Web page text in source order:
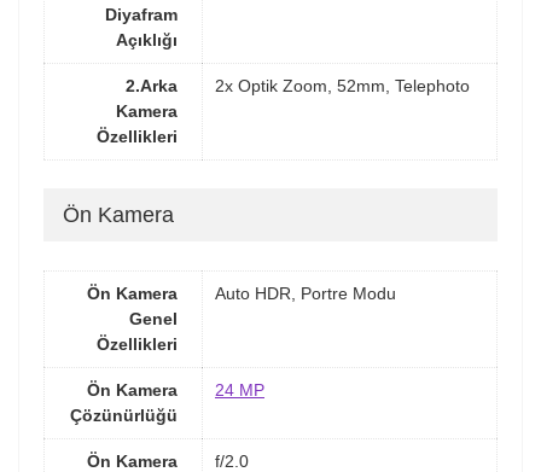
Diyafram
Açıklığı
2.Arka
Kamera
Özellikleri
2x Optik Zoom, 52mm, Telephoto
Ön Kamera
Ön Kamera
Genel
Özellikleri
Auto HDR, Portre Modu
Ön Kamera
Çözünürlüğü
24 MP
Ön Kamera
f/2.0